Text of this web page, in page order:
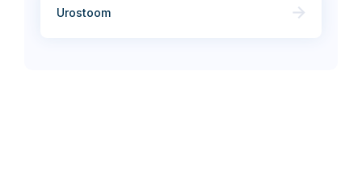
Urostoom